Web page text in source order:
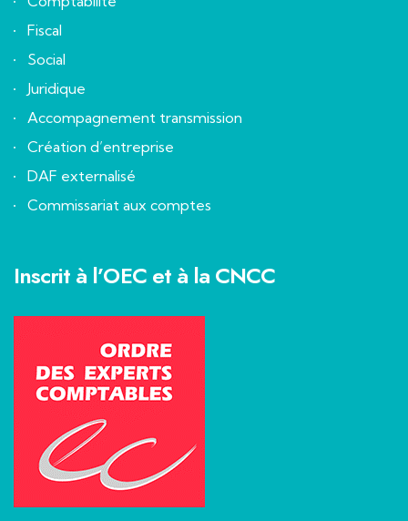
Fiscal
Social
Juridique
Accompagnement transmission
Création d’entreprise
DAF externalisé
Commissariat aux comptes
Inscrit à l’OEC et à la CNCC